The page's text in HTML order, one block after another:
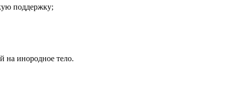
поддержку;
на инородное тело.